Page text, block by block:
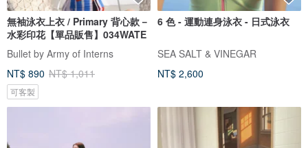
無袖泳衣上衣 / Primary 背心款－
水彩印花【單品販售】034WATE
Bullet by Army of Interns
NT$ 890 NT$ 1,011
可客製
6 色 - 運動連身泳衣 - 日式泳衣
SEA SALT & VINEGAR
NT$ 2,600